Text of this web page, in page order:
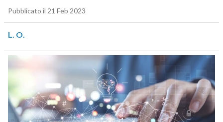
Pubblicato il 21 Feb 2023
L. O.